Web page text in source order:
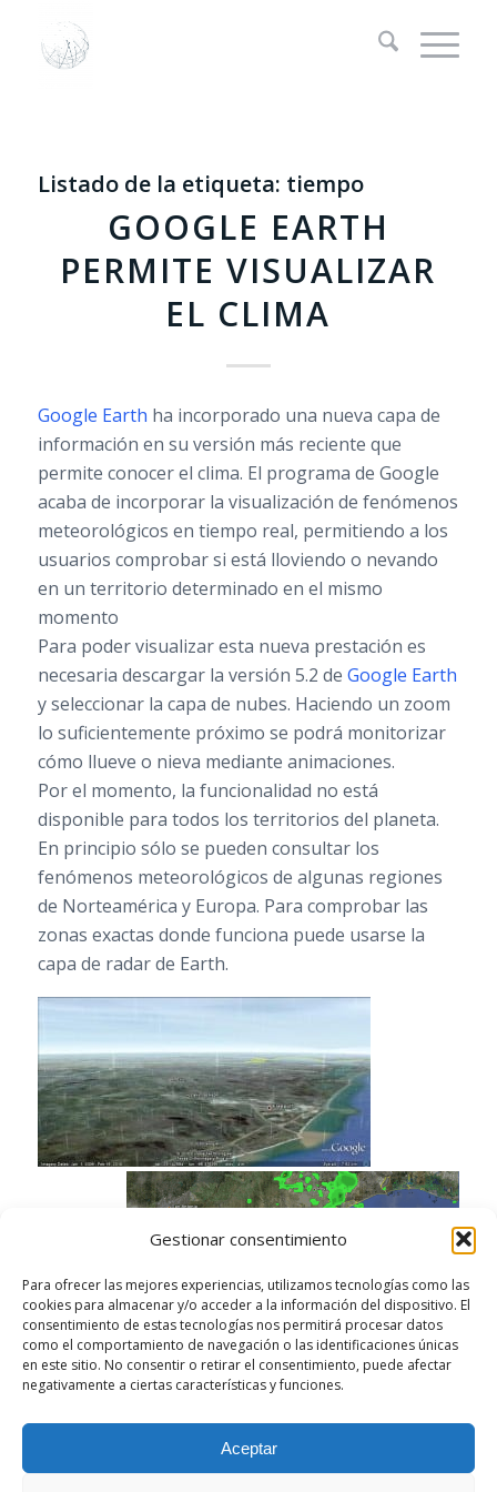
Gestionar consentimiento
Para ofrecer las mejores experiencias, utilizamos tecnologías como las
cookies para almacenar y/o acceder a la información del dispositivo. El
consentimiento de estas tecnologías nos permitirá procesar datos
como el comportamiento de navegación o las identificaciones únicas
en este sitio. No consentir o retirar el consentimiento, puede afectar
negativamente a ciertas características y funciones.
Aceptar
Listado de la etiqueta: tiempo
GOOGLE EARTH
PERMITE VISUALIZAR
EL CLIMA
Google Earth ha incorporado una nueva capa de
información en su versión más reciente que
permite conocer el clima. El programa de Google
acaba de incorporar la visualización de fenómenos
meteorológicos en tiempo real, permitiendo a los
usuarios comprobar si está lloviendo o nevando
en un territorio determinado en el mismo
momento
Para poder visualizar esta nueva prestación es
necesaria descargar la versión 5.2 de Google Earth
y seleccionar la capa de nubes. Haciendo un zoom
lo suficientemente próximo se podrá monitorizar
cómo llueve o nieva mediante animaciones.
Por el momento, la funcionalidad no está
disponible para todos los territorios del planeta.
En principio sólo se pueden consultar los
fenómenos meteorológicos de algunas regiones
de Norteamérica y Europa. Para comprobar las
zonas exactas donde funciona puede usarse la
capa de radar de Earth.